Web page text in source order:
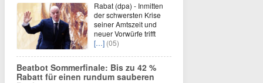
Rabat (dpa) - Inmitten
der schwersten Krise
seiner Amtszeit und
neuer Vorwürfe trifft
[…] (05)
Beatbot Sommerfinale: Bis zu 42 %
Rabatt für einen rundum sauberen